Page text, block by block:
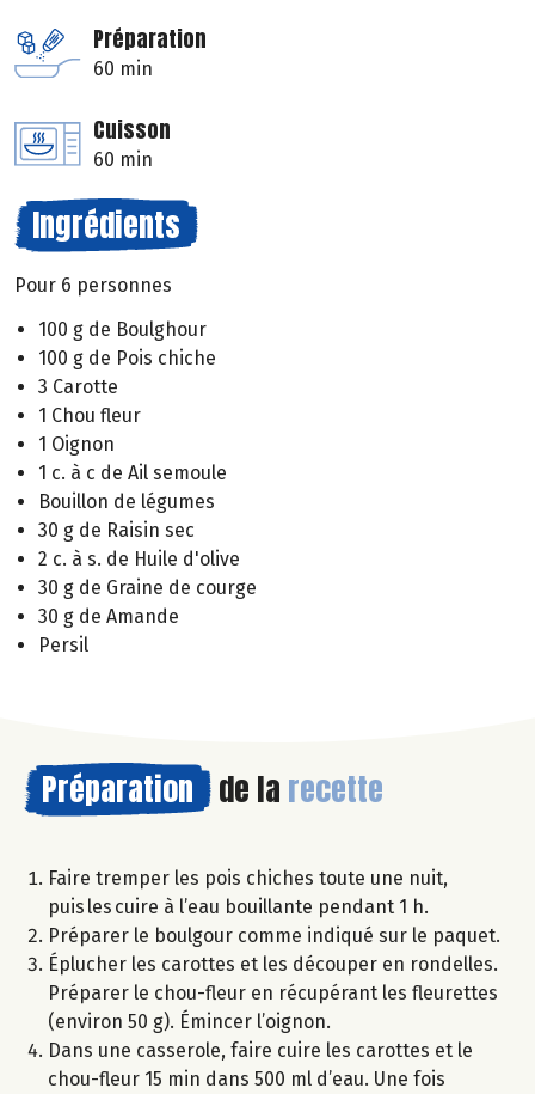
Préparation
60 min
Cuisson
60 min
Ingrédients
Pour 6 personnes
100 g de Boulghour
100 g de Pois chiche
3 Carotte
1 Chou fleur
1 Oignon
1 c. à c de Ail semoule
Bouillon de légumes
30 g de Raisin sec
2 c. à s. de Huile d'olive
30 g de Graine de courge
30 g de Amande
Persil
Préparation de la recette
Faire tremper les pois chiches toute une nuit,
puis les cuire à l’eau bouillante pendant 1 h.
Préparer le boulgour comme indiqué sur le paquet.
Éplucher les carottes et les découper en rondelles.
Préparer le chou-fleur en récupérant les fleurettes
(environ 50 g). Émincer l’oignon.
Dans une casserole, faire cuire les carottes et le
chou-fleur 15 min dans 500 ml d’eau. Une fois